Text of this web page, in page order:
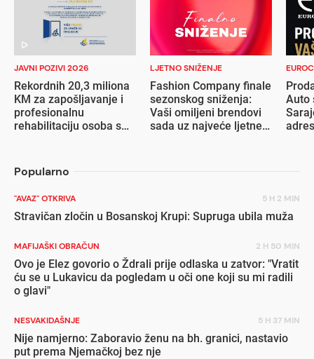
JAVNI POZIVI 2026
Rekordnih 20,3 miliona
KM za zapošljavanje i
profesionalnu
rehabilitaciju osoba s
LJETNO SNIŽENJE
Fashion Company finale
sezonskog sniženja:
Vaši omiljeni brendovi
sada uz najveće ljetne
Auto
Popularno
"AVAZ" OTKRIVA 5 H 2 MIN
Stravičan zločin u Bosanskoj Krupi: Supruga ubila muža
MAFIJAŠKI OBRAČUN 2 H 50 MIN
Ovo je Elez govorio o Ždrali prije odlaska u zatvor: "Vratit
ću se u Lukavicu da pogledam u oči one koji su mi radili
o glavi"
NESVAKIDAŠNJE 5 H 37 MIN
Nije namjerno: Zaboravio ženu na bh. granici, nastavio
put prema Njemačkoj bez nje